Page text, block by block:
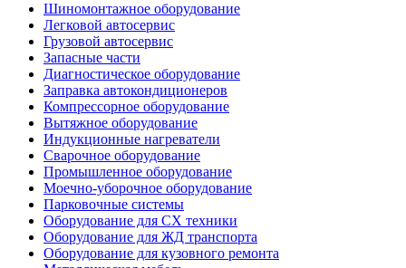
Шиномонтажное оборудование
Легковой автосервис
Грузовой автосервис
Запасные части
Диагностическое оборудование
Заправка автокондиционеров
Компрессорное оборудование
Вытяжное оборудование
Индукционные нагреватели
Сварочное оборудование
Промышленное оборудование
Моечно-уборочное оборудование
Парковочные системы
Оборудование для СХ техники
Оборудование для ЖД транспорта
Оборудование для кузовного ремонта